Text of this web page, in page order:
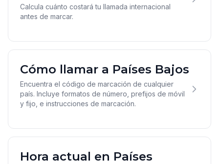
Calcula cuánto costará tu llamada internacional
antes de marcar.
Cómo llamar a Países Bajos
Encuentra el código de marcación de cualquier
país. Incluye formatos de número, prefijos de móvil
y fijo, e instrucciones de marcación.
Hora actual en Países